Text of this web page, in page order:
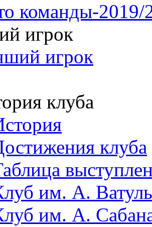
команды-2019/
игрок
игрок
клуба
клуба
им. А.
им. А.